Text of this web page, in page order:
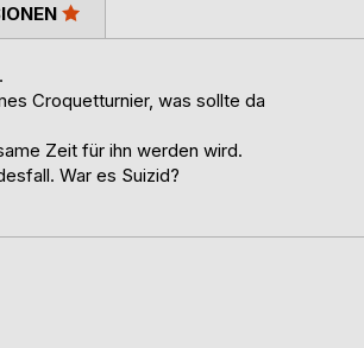
Croquetturnier, was sollte da
Zeit für ihn werden wird.
War es Suizid?